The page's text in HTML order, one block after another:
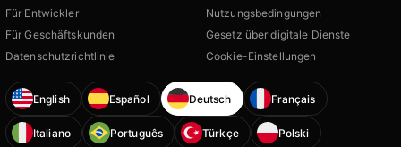
Für Entwickler
Für Geschäftskunden
Datenschutzrichtlinie
Nutzungsbedingungen
Gesetz über digitale Dienste
Cookie-Einstellungen
English Español Deutsch Français
Italiano Português Türkçe Polski